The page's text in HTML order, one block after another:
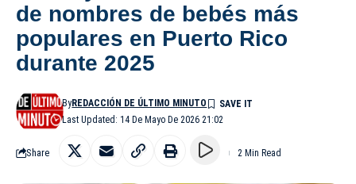
de nombres de bebés más
populares en Puerto Rico
durante 2025
Last Updated: 14 De Mayo De 2026 21:02
ByREDACCIÓN DE ÚLTIMO MINUTO
Share 2 Min Read